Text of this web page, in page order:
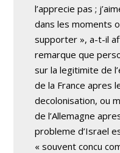
l’apprecie pas ;
dans les moments
supporter », a-t-il
remarque que
sur la legitimite de
de la France apres
decolonisation, ou
de l’Allemagne
probleme d’Israel
« souvent concu